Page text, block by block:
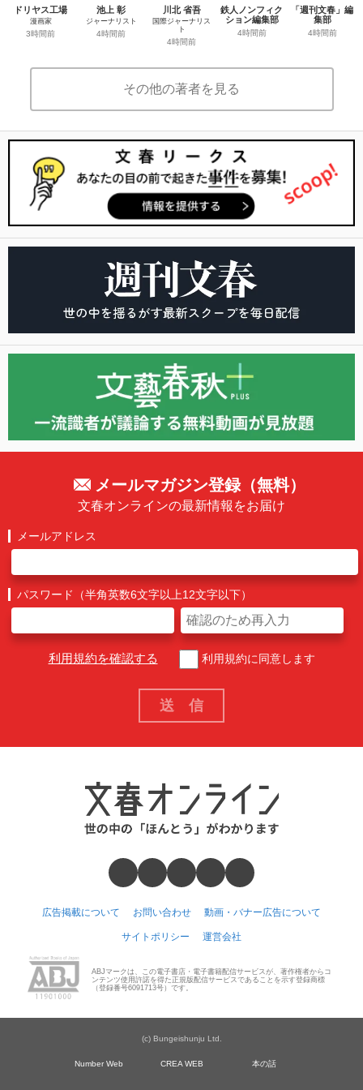
ドリヤス工場
漫画家
3時間前
池上 彰
ジャーナリスト
4時間前
川北 省吾
国際ジャーナリス
ト
4時間前
鉄人ノンフィク
ション編集部
4時間前
「週刊文春」編
集部
4時間前
その他の著者を見る
メールマガジン登録（無料）
文春オンラインの最新情報をお届け
メールアドレス
パスワード（半角英数6文字以上12文字以下）
利用規約を確認する 利用規約に同意します
広告掲載について お問い合わせ 動画・バナー広告について
サイトポリシー 運営会社
ABJマークは、この電子書店・電子書籍配信サービスが、著作権者からコ
ンテンツ使用許諾を得た正規版配信サービスであることを示す登録商標
（登録番号6091713号）です。
(c) Bungeishunju Ltd.
Number Web CREA WEB 本の話